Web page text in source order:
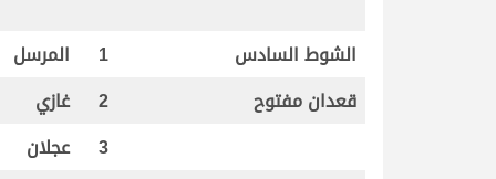
الشوط السادس 1 المرسل
قعدان مفتوح
2 غازي
3
عجلان